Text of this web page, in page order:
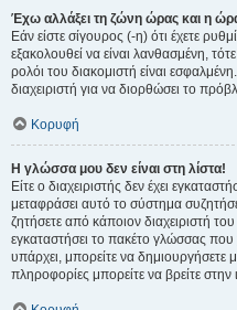
Έχω αλλάξει τη ζώνη ώρας και η
Εάν είστε σίγουρος (-η) ότι έχετε
εξακολουθεί να είναι λανθασμένη,
ρολόι του διακομιστή είναι
διαχειριστή για να διορθώσει το
Κορυφή
Η γλώσσα μου δεν είναι στη λίστα!
Είτε ο διαχειριστής δεν έχει
μεταφράσει αυτό το σύστημα
ζητήσετε από κάποιον διαχειριστή
εγκαταστήσει το πακέτο γλώσσας
υπάρχει, μπορείτε να δημιουργήσετε
πληροφορίες μπορείτε να βρείτε στην